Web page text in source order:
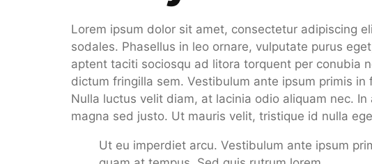
Lorem ipsum dolor sit amet, consectetur adipiscing
sodales. Phasellus in leo ornare, vulputate purus
aptent taciti sociosqu ad litora torquent per conubia
dictum fringilla sem. Vestibulum ante ipsum primis
Nulla luctus velit diam, at lacinia odio aliquam nec.
magna sed justo. Ut mauris velit, tristique id nulla
Ut eu imperdiet arcu. Vestibulum ante ipsum